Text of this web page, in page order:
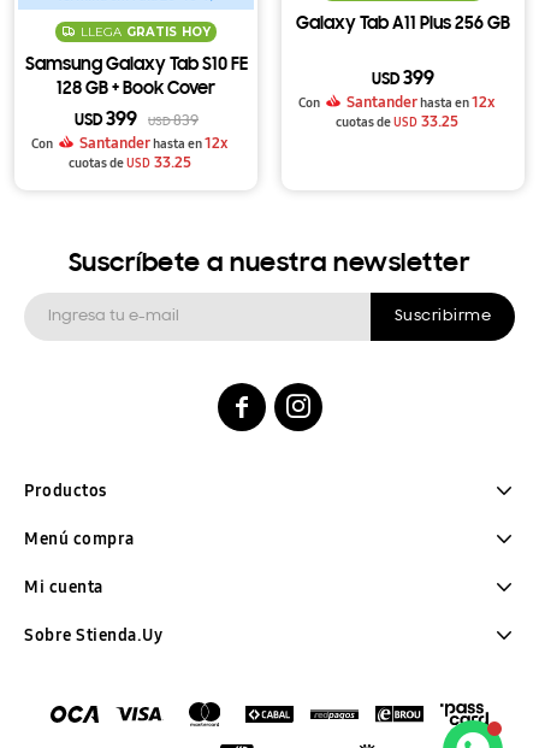
LLEGA GRATIS HOY
Samsung Galaxy Tab S10 FE
128 GB + Book Cover
USD 399 USD839
Con
Santanderhasta en12x
cuotas deUSD 33.25
Galaxy Tab A11 Plus 256 GB
USD 399
Con Santanderhasta en12x
cuotas deUSD 33.25
Sobre Stienda.Uy
Menú compra
Mi cuenta
Productos
Suscríbete a nuestra newsletter
Suscribirme
 